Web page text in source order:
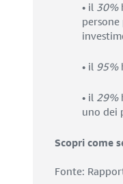
• il 30%
• il 95%
• il 29%
uno dei
Scopri come
Fonte: